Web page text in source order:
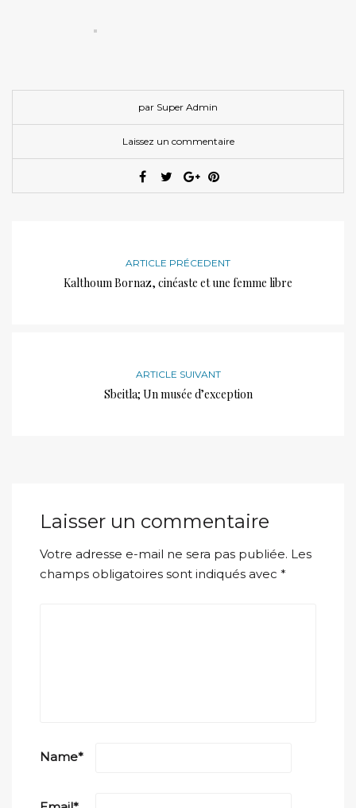
par Super Admin
Laissez un commentaire
ARTICLE PRÉCEDENT
Kalthoum Bornaz, cinéaste et une femme libre
ARTICLE SUIVANT
Sbeitla; Un musée d’exception
Laisser un commentaire
Votre adresse e-mail ne sera pas publiée. Les
champs obligatoires sont indiqués avec *
Name*